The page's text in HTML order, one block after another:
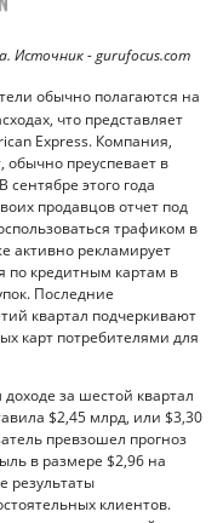
Источник - gurufocus.com
обычно полагаются на
что представляет
Express. Компания,
преуспевает в
этого года
продавцов отчет под
трафиком в
активно рекламирует
по кредитным картам в
Последние
квартал подчеркивают
карт потребителями для
за шестой квартал
$2,45 млрд, или $3,30
превзошел прогноз
в размере $2,96 на
результаты
клиентов.